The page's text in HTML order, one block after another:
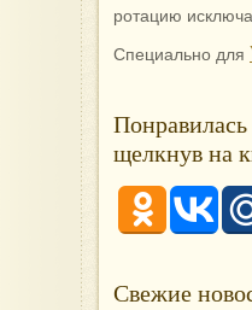
ротацию
Специально для
щелкнув на
Свежие